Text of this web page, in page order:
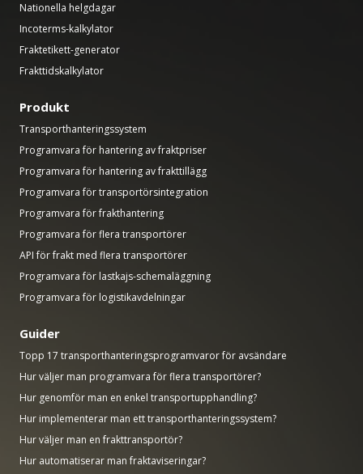
Nationella helgdagar
Incoterms-kalkylator
Fraktetikett-generator
Frakttidskalkylator
Produkt
Transporthanteringssystem
Programvara för hantering av fraktpriser
Programvara för hantering av frakttillägg
Programvara för transportörsintegration
Programvara för frakthantering
Programvara för flera transportörer
API för frakt med flera transportörer
Programvara för lastkajs-schemaläggning
Programvara för logistikavdelningar
Guider
Topp 17 transporthanteringsprogramvaror för avsändare
Hur väljer man programvara för flera transportörer?
Hur genomför man en enkel transportupphandling?
Hur implementerar man ett transporthanteringssystem?
Hur väljer man en frakttransportör?
Hur automatiserar man fraktaviseringar?